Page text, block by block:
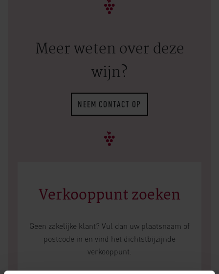
Meer weten over deze
wijn?
NEEM CONTACT OP
Verkooppunt zoeken
Geen zakelijke klant? Vul dan uw plaatsnaam of
postcode in en vind het dichtstbijzijnde
verkooppunt.